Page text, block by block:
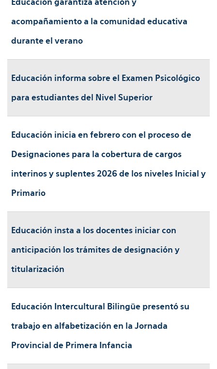
Educación garantiza atención y
acompañamiento a la comunidad educativa
durante el verano
Educación informa sobre el Examen Psicológico
para estudiantes del Nivel Superior
Educación inicia en febrero con el proceso de
Designaciones para la cobertura de cargos
interinos y suplentes 2026 de los niveles Inicial y
Primario
Educación insta a los docentes iniciar con
anticipación los trámites de designación y
titularización
Educación Intercultural Bilingüe presentó su
trabajo en alfabetización en la Jornada
Provincial de Primera Infancia